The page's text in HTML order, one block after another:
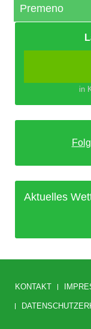
Premeno
in
Aktuelles
KONTAKT